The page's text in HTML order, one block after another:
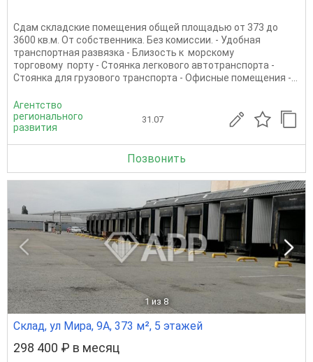
Сдам складские помещения общей площадью от 373 до
3600 кв.м. От собственника. Без комиссии. - Удобная
транспортная развязка - Близость к морскому
торговому порту - Стоянка легкового автотранспорта -
Стоянка для грузового транспорта - Офисные помещения -...
Агентство
регионального
развития
31.07
Позвонить
1 из 8
Склад, ул Мира, 9А, 373 м², 5 этажей
298 400 ₽ в месяц